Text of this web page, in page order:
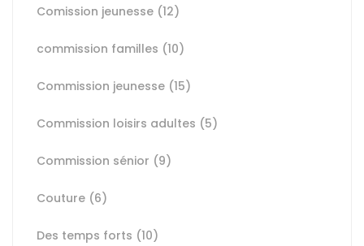
Comission jeunesse (12)
commission familles (10)
Commission jeunesse (15)
Commission loisirs adultes (5)
Commission sénior (9)
Couture (6)
Des temps forts (10)